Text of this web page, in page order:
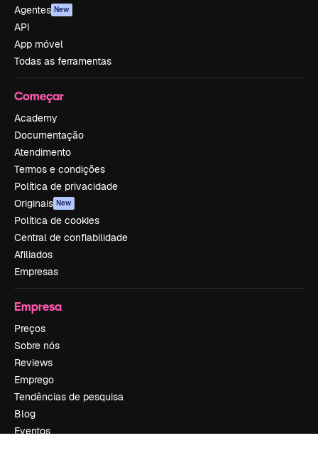
Agentes New
API
App móvel
Todas as ferramentas
Começar
Academy
Documentação
Atendimento
Termos e condições
Política de privacidade
Originais New
Política de cookies
Central de confiabilidade
Afiliados
Empresas
Empresa
Preços
Sobre nós
Reviews
Emprego
Tendências de pesquisa
Blog
Eventos